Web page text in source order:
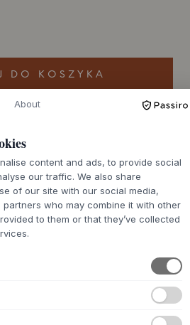
DO KOSZYKA
od Kas Kopenhagen to pełna
najlepszym europejskim
Kołdra została stworzona z
wypełnienia cambric i czterech
zdrowe i bezpieczne
Puch dostosowuje się do
About
content and ads, to provide social
our traffic. We also share
of our site with our social media,
who may combine it with other
to them or that they’ve collected